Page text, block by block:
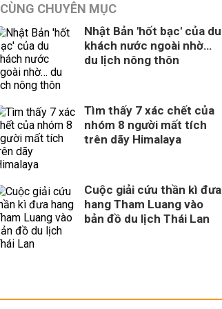
CÙNG CHUYÊN MỤC
Nhật Bản 'hốt bạc' của du
khách nước ngoài nhờ…
du lịch nông thôn
Tìm thấy 7 xác chết của
nhóm 8 người mất tích
trên dãy Himalaya
Cuộc giải cứu thần kì đưa
hang Tham Luang vào
bản đồ du lịch Thái Lan